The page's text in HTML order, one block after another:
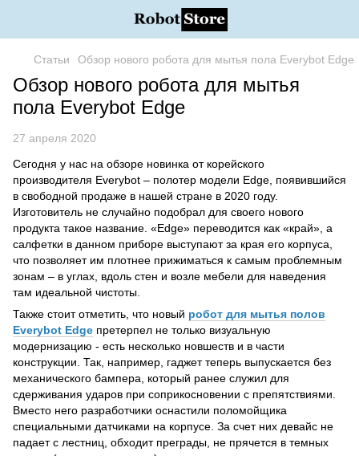
Статьи Обзор нового робота для мытья пола Everybot Edge
Обзор нового робота для мытья
пола Everybot Edge
27 апреля 2020
Сегодня у нас на обзоре новинка от корейского
производителя Everybot – полотер модели Edge, появившийся
в свободной продаже в нашей стране в 2020 году.
Изготовитель не случайно подобрал для своего нового
продукта такое название. «Edge» переводится как «край», а
салфетки в данном приборе выступают за края его корпуса,
что позволяет им плотнее прижиматься к самым проблемным
зонам – в углах, вдоль стен и возле мебели для наведения
там идеальной чистоты.
Также стоит отметить, что новый робот для мытья полов
Everybot Edge претерпел не только визуальную
модернизацию - есть несколько новшеств и в части
конструкции. Так, например, гаджет теперь выпускается без
механического бампера, который ранее служил для
сдерживания ударов при соприкосновении с препятствиями.
Вместо него разработчики оснастили поломойщика
специальными датчиками на корпусе. За счет них девайс не
падает с лестниц, обходит преграды, не прячется в темных